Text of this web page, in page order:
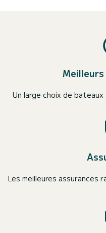
Un large choix de bateaux
Les meilleures assurances